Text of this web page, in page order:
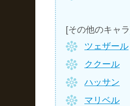
[その他のキャ
ツェザール
ククール
ハッサン
マリベル